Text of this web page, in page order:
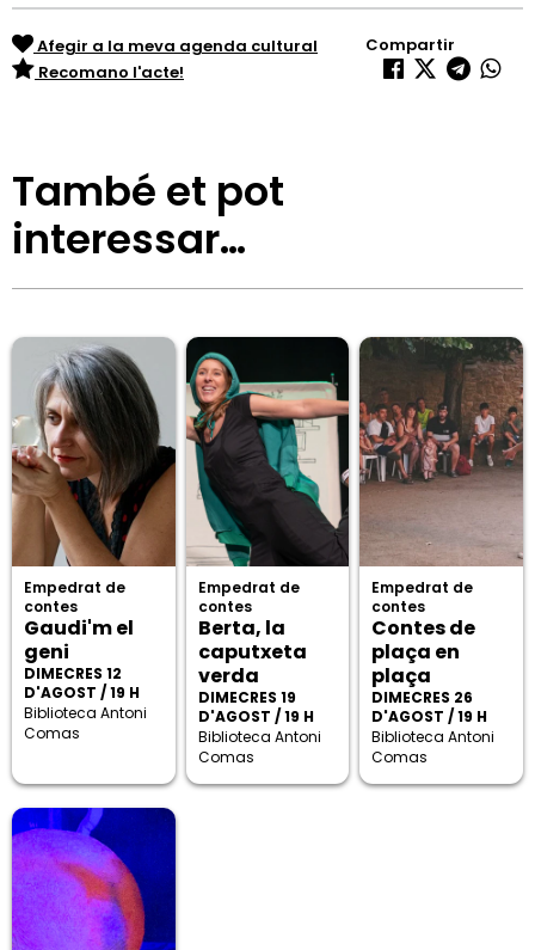
Afegir a la meva agenda cultural
Recomano l'acte!
Compartir
També et pot
interessar…
Empedrat de
contes
Gaudi'm el
geni
DIMECRES 12
D'AGOST / 19 H
Biblioteca Antoni
Comas
Empedrat de
contes
Berta, la
caputxeta
verda
DIMECRES 19
D'AGOST / 19 H
Biblioteca Antoni
Comas
Empedrat de
contes
Contes de
plaça en
plaça
DIMECRES 26
D'AGOST / 19 H
Biblioteca Antoni
Comas